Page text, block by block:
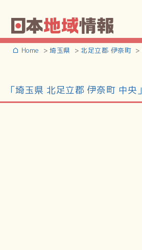
Home 埼玉県 北足立郡 伊奈町
「埼玉県 北足立郡 伊奈町 中央